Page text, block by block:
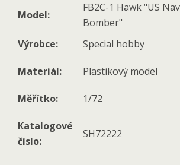
Model:
FB2C-1 Hawk "US
Bomber"
Výrobce:
Special hobby
Materiál: Plastikový model
Měřítko: 1/72
Katalogové
číslo:
SH72222